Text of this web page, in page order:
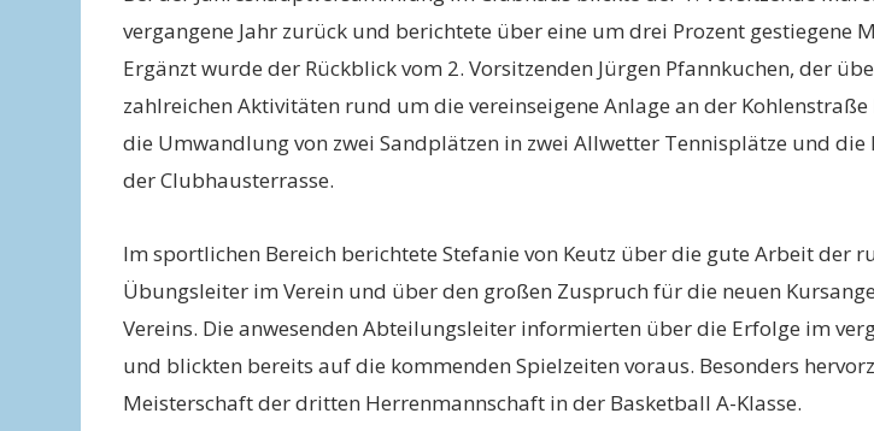
vergangene Jahr zurück und berichtete über eine um drei Prozent gestiegene
Ergänzt wurde der Rückblick vom 2. Vorsitzenden Jürgen Pfannkuchen, der
zahlreichen Aktivitäten rund um die vereinseigene Anlage an der Kohlenstraße
die Umwandlung von zwei Sandplätzen in zwei Allwetter Tennisplätze und
der Clubhausterrasse.
Im sportlichen Bereich berichtete Stefanie von Keutz über die gute Arbeit der
Übungsleiter im Verein und über den großen Zuspruch für die neuen
Vereins. Die anwesenden Abteilungsleiter informierten über die Erfolge im
und blickten bereits auf die kommenden Spielzeiten voraus. Besonders
Meisterschaft der dritten Herrenmannschaft in der Basketball A-Klasse.